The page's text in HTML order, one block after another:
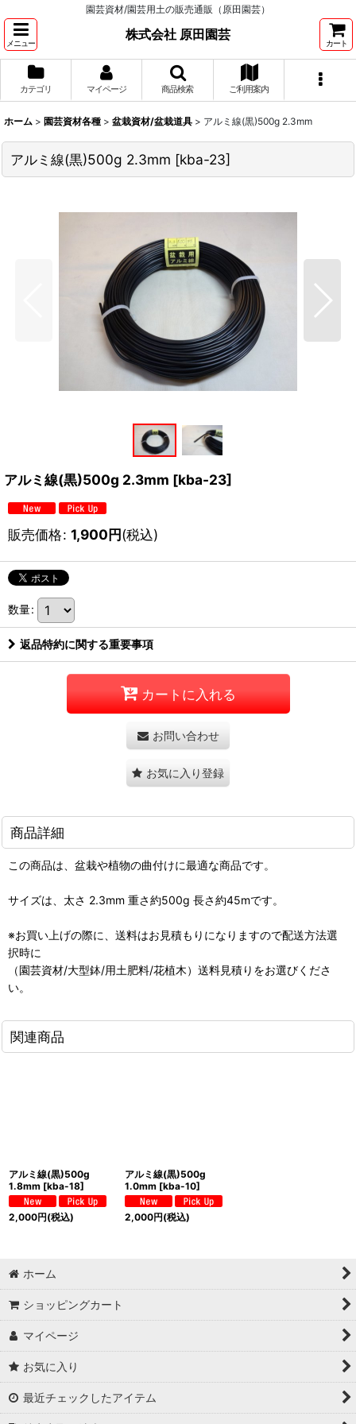
園芸資材/園芸用土の販売通販（原田園芸）
メニュー
株式会社 原田園芸
カート
カテゴリ マイページ 商品検索 ご利用案内
ホーム > 園芸資材各種 > 盆栽資材/盆栽道具 > アルミ線(黒)500g 2.3mm
アルミ線(黒)500g 2.3mm [kba-23]
アルミ線(黒)500g 2.3mm [kba-23]
販売価格: 1,900円(税込)
数量:
返品特約に関する重要事項
カートに入れる
お問い合わせ
お気に入り登録
商品詳細
この商品は、盆栽や植物の曲付けに最適な商品です。
サイズは、太さ 2.3mm 重さ約500g 長さ約45mです。
※お買い上げの際に、送料はお見積もりになりますので配送方法選
択時に
（園芸資材/大型鉢/用土肥料/花植木）送料見積りをお選びくださ
い。
関連商品
アルミ線(黒)500g
1.8mm [kba-18]
2,000円(税込)
アルミ線(黒)500g
1.0mm [kba-10]
2,000円(税込)
ホーム
ショッピングカート
マイページ
お気に入り
最近チェックしたアイテム